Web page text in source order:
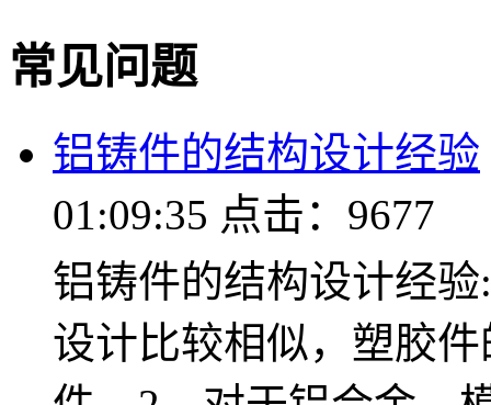
常见问题
铝铸件的结构设计经验
01:09:35 点击：9677
铝铸件的结构设计经
设计比较相似，塑胶